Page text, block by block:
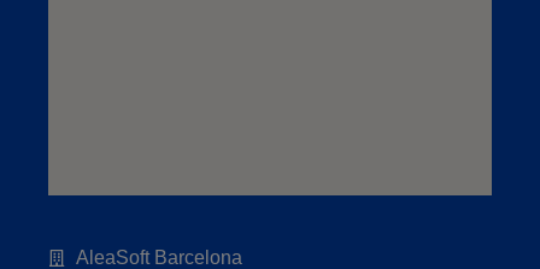
AleaSoft Barcelona